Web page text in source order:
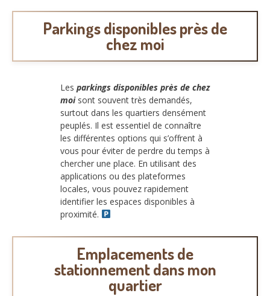
Parkings disponibles près de
chez moi
Les parkings disponibles près de chez
moisont souvent très demandés,
surtout dans les quartiers densément
peuplés. Il est essentiel de connaître
les différentes options qui s’offrent à
vous pour éviter de perdre du temps à
chercher une place. En utilisant des
applications ou des plateformes
locales, vous pouvez rapidement
identifier les espaces disponibles à
proximité.
Emplacements de
stationnement dans mon
quartier